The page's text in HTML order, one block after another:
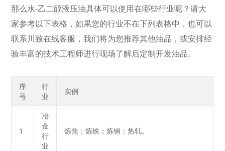
那么水-乙二醇液压油具体可以使用在哪些行业呢？请大
家参考以下表格，如果您的行业不在下列表格中，也可以
联系川致在线客服，我们将为您推荐其他油品，或安排经
验丰富的技术工程师进行现场了解后定制开发油品。
序
号
行
业
实例
1
冶
金
行
业
炼焦；炼铁；炼钢；热轧。